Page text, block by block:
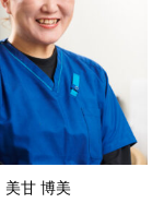
美甘 博美